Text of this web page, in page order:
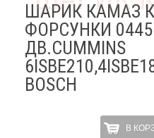
ШАРИК КАМАЗ
ФОРСУНКИ
ДВ.CUMMINS
BOSCH
В